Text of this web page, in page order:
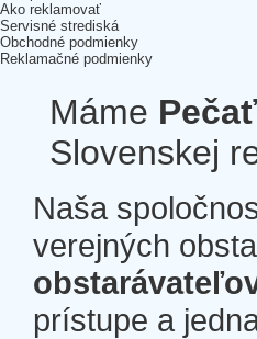
Ako reklamovať
Servisné strediská
Obchodné podmienky
Reklamačné podmienky
Máme
Slovenskej
Naša
verejných
prístupe a